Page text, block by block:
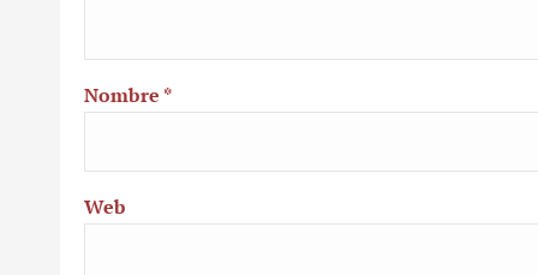
Nombre *
Web